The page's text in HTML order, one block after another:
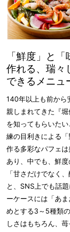
「鮮度」と
作れる、瑞々
できるメニュ
140年以上も前から
親しまれてきた『
を知ってもらいた
練の目利きによる
作る多彩なパフェ
あり、中でも、鮮
「甘さだけでなく
と、SNS上でも話
ーケースには「あ
めとする3～5種類
しさはもちろん、